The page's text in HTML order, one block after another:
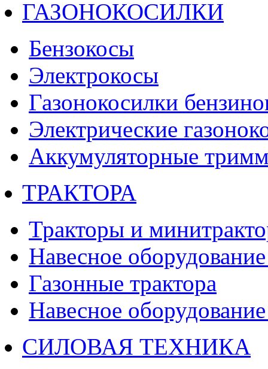
ГАЗОНОКОСИЛКИ
Бензокосы
Электрокосы
Газонокосилки
Электрические
Аккумуляторные
ТРАКТОРА
Тракторы и
Навесное
Газонные трактора
Навесное
СИЛОВАЯ ТЕХНИКА